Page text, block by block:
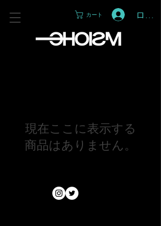
カート ログイ
現在ここに表示する
商品はありません。